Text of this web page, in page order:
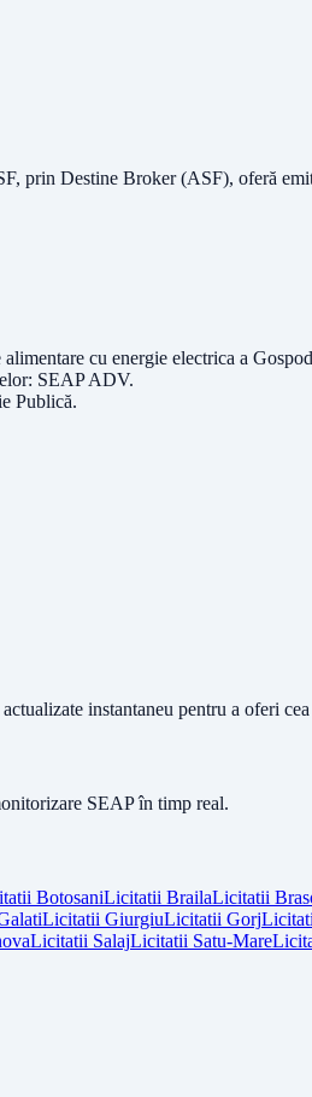
, prin Destine Broker (ASF), oferă
alimentare cu energie electrica a
SEAP ADV.
Publică.
instantaneu pentru a oferi
SEAP în timp real.
BotosaniLicitatii BrailaLicitatii
Licitatii GiurgiuLicitatii Gorj
Licitatii SalajLicitatii Satu-Mare